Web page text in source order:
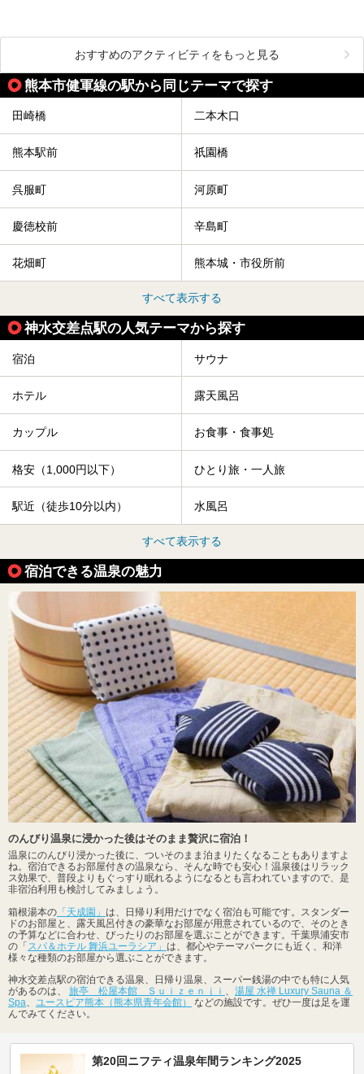
おすすめのアクティビティをもっと見る
熊本市健軍線の駅から同じテーマで探す
田崎橋 二本木口
熊本駅前 祇園橋
呉服町 河原町
慶徳校前 辛島町
花畑町 熊本城・市役所前
すべて表示する
神水交差点駅の人気テーマから探す
宿泊 サウナ
ホテル 露天風呂
カップル お食事・食事処
格安（1,000円以下） ひとり旅・一人旅
駅近（徒歩10分以内） 水風呂
すべて表示する
宿泊できる温泉の魅力
のんびり温泉に浸かった後はそのまま贅沢に宿泊！
温泉にのんびり浸かった後に、ついそのまま泊まりたくなることもありますよ
ね。宿泊できるお部屋付きの温泉なら、そんな時でも安心！温泉後はリラック
ス効果で、普段よりもぐっすり眠れるようになるとも言われていますので、是
非宿泊利用も検討してみましょう。
箱根湯本の 「天成園」 は、日帰り利用だけでなく宿泊も可能です。スタンダー
ドのお部屋と、露天風呂付きの豪華なお部屋が用意されているので、そのとき
の予算などに合わせ、ぴったりのお部屋を選ぶことができます。千葉県浦安市
の「スパ＆ホテル 舞浜ユーラシア」 は、都心やテーマパークにも近く、和洋
様々な種類のお部屋から選ぶことができます。
神水交差点駅の宿泊できる温泉、日帰り温泉、スーパー銭湯の中でも特に人気
があるのは、 旅亭 松屋本館 Ｓｕｉｚｅｎｊｉ 、 湯屋 水禅 Luxury Sauna ＆
Spa、 ユースピア熊本（熊本県青年会館）
などの施設です。ぜひ一度は足を運
んでみてください。
第20回ニフティ温泉年間ランキング2025